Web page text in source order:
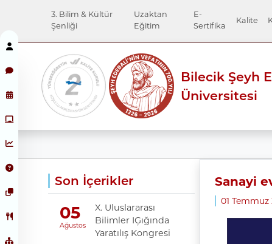
3. Bilim & Kültür
Şenliği
Uzaktan
Eğitim
E-
Sertifika
Kalite
Bilecik Şeyh
Üniversitesi
Son İçerikler
05
Ağustos
X. Uluslararası
Bilimler IĢığında
Yaratılış Kongresi
Sanayi
01